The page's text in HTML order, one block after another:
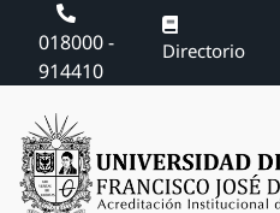
018000 -
914410
Directorio